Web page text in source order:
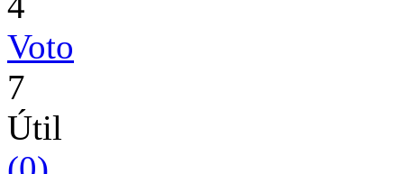
Voto
7
Útil